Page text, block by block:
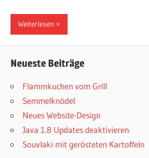
Weiterlesen
Neueste Beiträge
Flammkuchen vom Grill
Semmelknödel
Neues Website-Design
Java 1.8 Updates deaktivieren
Souvlaki mit gerösteten Kartoffeln